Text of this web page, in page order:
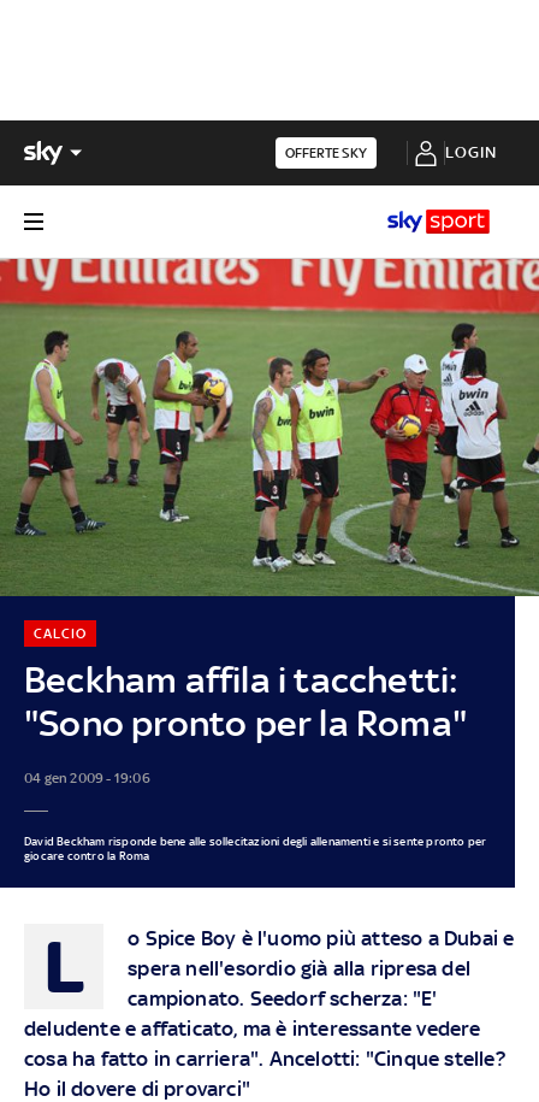
OFFERTE SKY LOGIN
Beckham affila i tacchetti:
"Sono pronto per la Roma"
CALCIO
04 gen 2009 - 19:06
David Beckham risponde bene alle sollecitazioni degli allenamenti e si sente pronto per
giocare contro la Roma
L
o Spice Boy è l'uomo più atteso a Dubai e
spera nell'esordio già alla ripresa del
campionato. Seedorf scherza: "E'
deludente e affaticato, ma è interessante vedere
cosa ha fatto in carriera". Ancelotti: "Cinque stelle?
Ho il dovere di provarci"